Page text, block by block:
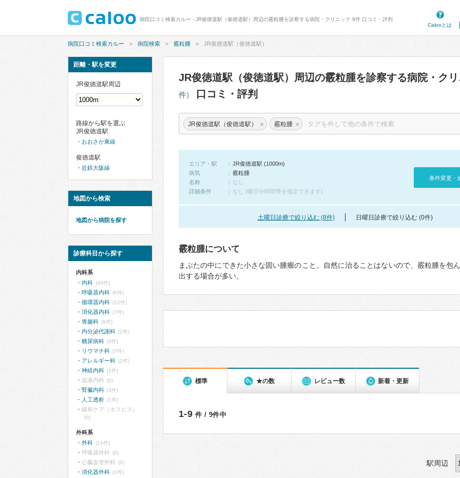
病院口コミ検索カルー - JR俊徳道駅（俊徳道駅）周辺の霰粒腫を診察する病院・クリニック 9件 口コミ・評判
Calooとは
病院口コミ検索カルー 病院検索 霰粒腫 JR俊徳道駅（俊徳道駅）
JR俊徳道駅（俊徳道駅）周辺の霰粒腫を診察する病院・ク
件） 口コミ・評判
JR俊徳道駅（俊徳道駅） × 霰粒腫 ×
エリア・駅
JR俊徳道駅 (1000m)
病気
霰粒腫
名称
なし
詳細条件
なし (曜日や時間帯を指定できます)
条件変更・
土曜日診療で絞り込む (8件) 日曜日診療で絞り込む (0件)
霰粒腫について
まぶたの中にできた小さな固い腫瘤のこと。自然に治ることはないので、霰粒腫を包
出する場合が多い。
標準 ★の数 レビュー数 新着・更新
1-9 件 / 9件中
駅周辺
距離・駅を変更
JR俊徳道駅周辺
路線から駅を選ぶ
JR俊徳道駅
おおさか東線
俊徳道駅
近鉄大阪線
地図から検索
地図から病院を探す
診療科目から探す
内科系
内科 (49件)
呼吸器内科 (6件)
循環器内科 (12件)
消化器内科 (7件)
胃腸科 (8件)
内分泌代謝科 (2件)
糖尿病科 (3件)
リウマチ科 (7件)
アレルギー科 (2件)
神経内科 (1件)
血液内科 (0)
腎臓内科 (3件)
人工透析 (1件)
緩和ケア（ホスピス）
(0)
外科系
外科 (14件)
呼吸器外科 (0)
心臓血管外科 (0)
消化器外科 (1件)